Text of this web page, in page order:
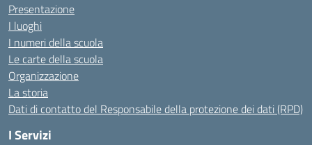
Presentazione
I luoghi
I numeri della scuola
Le carte della scuola
Organizzazione
La storia
Dati di contatto del Responsabile della protezione dei dati (RPD)
I Servizi